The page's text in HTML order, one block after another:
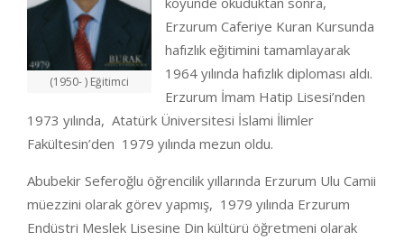
(1950- ) Eğitimci
Erzurum Caferiye Kuran Kursunda
hafızlık eğitimini tamamlayarak
1964 yılında hafızlık diploması aldı.
Erzurum İmam Hatip Lisesi’nden
1973 yılında, Atatürk Üniversitesi İslami İlimler
Fakültesin’den 1979 yılında mezun oldu.
Abubekir Seferoğlu öğrencilik yıllarında Erzurum Ulu Camii
müezzini olarak görev yapmış, 1979 yılında Erzurum
Endüstri Meslek Lisesine Din kültürü öğretmeni olarak